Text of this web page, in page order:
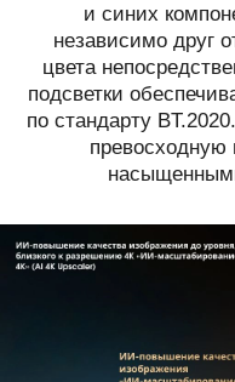
и синих
независимо друг
цвета
подсветки
по стандарту
превосходную